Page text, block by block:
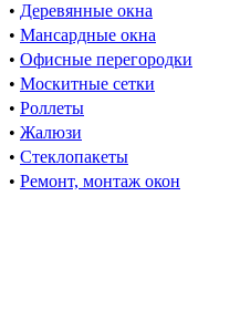
• Деревянные окна
• Мансардные окна
• Офисные перегородки
• Москитные сетки
• Роллеты
• Жалюзи
• Стеклопакеты
• Ремонт, монтаж окон